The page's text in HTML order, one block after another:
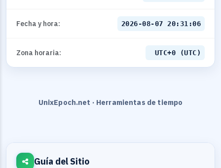
Fecha y hora: 2026-08-07 20:31:06
Zona horaria: UTC+0 (UTC)
UnixEpoch.net · Herramientas de tiempo
Guía del Sitio